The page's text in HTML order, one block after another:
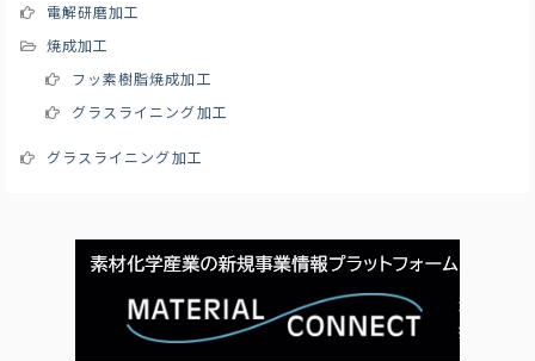
電解研磨加工
焼成加工
フッ素樹脂焼成加工
グラスライニング加工
グラスライニング加工